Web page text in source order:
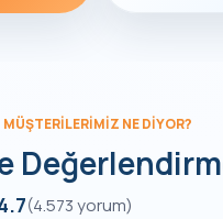
MÜŞTERILERIMIZ NE DIYOR?
(4.573yorum)